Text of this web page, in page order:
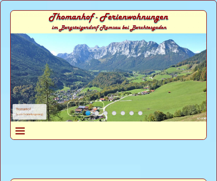
Thomanhof
(vom Soleleitungsweg)